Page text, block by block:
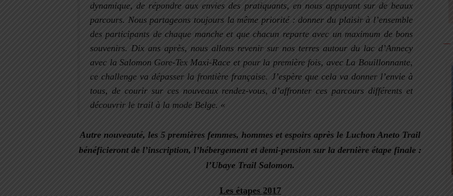
dynamique, de répondre aux envies des pratiquants, en nous appuyant sur de beaux
parcours. Nous partageons toujours la même priorité : donner du plaisir à l’ensemble
des participants de chaque manche et que chacun reparte avec un maximum de bons
souvenirs. Dix ans après, nous allons revenir sur nos terres autour du lac d’Annecy
avec la Salomon Gore-Tex Maxi-Race et pour la première fois, avec La Bouillonnante,
ce challenge va dépasser la frontière française. J’espère que cela va donner l’envie à
tous, de courir sur ces nouveaux rendez-vous, d’affronter ces parcours différents et
découvrir le trail à la mode Belge. «
Autre nouveauté, les 5 premières femmes, hommes et espoirs après le Luchon Aneto Trail
bénéficieront de l’inscription, l’hébergement et demi-pension sur la dernière étape finale :
l’Ubaye Trail Salomon.
Les étapes 2017